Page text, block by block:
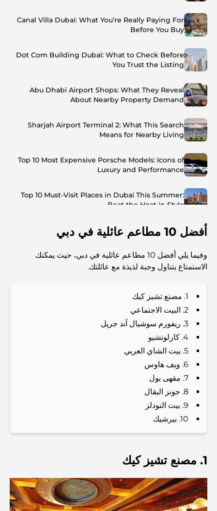
Canal Villa Dubai: What You’re Really Paying For
Before You Buy
Dot Com Building Dubai: What to Check Before
You Trust the Listing
Abu Dhabi Airport Shops: What They Reveal
About Nearby Property Demand
Sharjah Airport Terminal 2: What This Search
Means for Nearby Living
Top 10 Most Expensive Porsche Models: Icons of
Luxury and Performance
Top 10 Must-Visit Places in Dubai This Summer:
Beat the Heat in Style
Top 7 Busiest Airports in the World: Hub of Global
Travel
Abu Dhabi vs Dubai: A Practical Comparison for
Best Schools in Downtown Dubai: A Guide for
Families
أشياء يمكنك القيام بها في دبي خلال فصل الصيف: دليلك الأمثل
للتغلب على الحرارة
أفضل الهدايا الفاخرة للرجال: أفكار هدايا مميزة وخالدة
Best Hotels in Business Bay, Dubai: Your Ultimate
Guide
and a Smarter Metro Network
أفضل 10 مطاعم عائلية في دبي
وفيما يلي أفضل 10 مطاعم عائلية في دبي، حيث يمكنك
الاستمتاع بتناول وجبة لذيذة مع عائلتك.
1. مصنع تشيز كيك
2. البيت الاجتماعي
3. ريفورم سوشيال آند جريل
4. كارلوتشيو
5. بيت الشاي العربي
6. ويف هاوس
7. مقهى بول
8. جونز البقال
9. بيت النودلز
10. بيرشيك
1. مصنع تشيز كيك